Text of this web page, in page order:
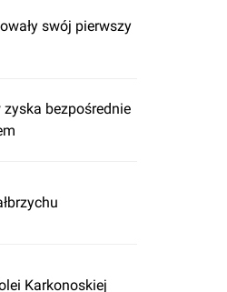
swój pierwszy
zyska bezpośrednie
Karkonoskiej